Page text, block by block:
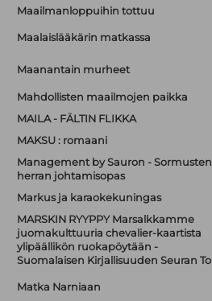
Maailmanloppuihin tottuu
Maalaislääkärin matkassa
Maanantain murheet
Mahdollisten maailmojen paikka
MAILA - FÄLTIN FLIKKA
MAKSU : romaani
Management by Sauron - Sormusten
herran johtamisopas
Markus ja karaokekuningas
MARSKIN RYYPPY Marsalkkamme
juomakulttuuria chevalier-kaartista
ylipäällikön ruokapöytään -
Suomalaisen Kirjallisuuden Seuran To
Matka Narniaan